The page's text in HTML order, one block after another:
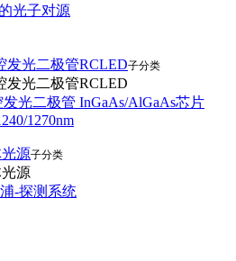
光子对源
发光二极管RCLED子分类
发光二极管RCLED
光二极管 InGaAs/AlGaAs芯片
1270nm
源子分类
源
-探测系统